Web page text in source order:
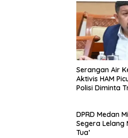
Serangan Air
Aktivis HAM
Polisi Diminta
DPRD Medan
Segera Lelang
Tua’